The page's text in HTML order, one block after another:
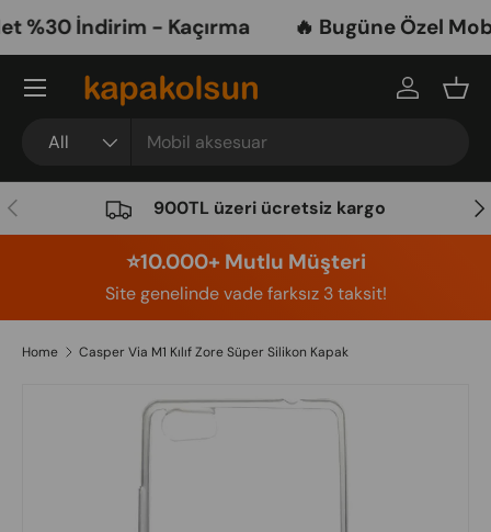
Skip to content
İndirim - Kaçırma 🔥 Bugüne Özel
All
Log in
Menu
Previous 900TL üzeri ücretsiz kargo
⭐️10.000+ Mutlu Müşteri
Site genelinde vade farksız 3 taksit!
Home Casper Via M1 Kılıf Zore Süper Silikon Kapak
Skip to product information
Image 4 is now available in gallery view